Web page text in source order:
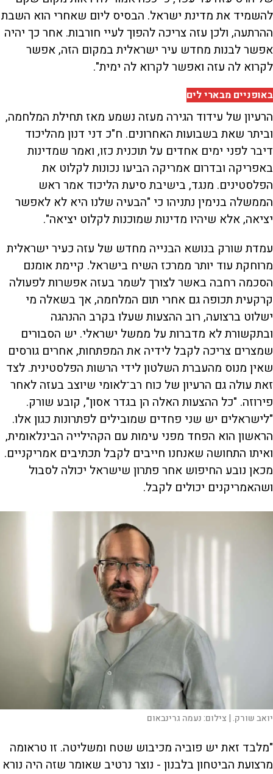
להשמיד את מדינת ישראל. הבסיס ליום שאחרי הוא השבת
ההרתעה, ולכן עזה צריכה להפוך לעיי חורבות. אחר כך יהיה
אפשר לבנות מחדש עיר ישראלית במקום הזה, אפשר
לקרוא לה עזה ואפשר לקרוא לה ימית".
באופניים מבארי לים
הרעיון של עידוד הגירה מעזה נשמע מאז תחילת המלחמה,
וביתר שאת בשבועות האחרונים. ח"כ דני דנון מהליכוד
דיבר לפני ימים אחדים על תוכנית כזו, ואמר שמדינות
באפריקה ובדרום אמריקה הביעו נכונות לקלוט את
הפלסטינים. מנגד, בישיבת סיעת הליכוד אמר ראש
הממשלה בנימין נתניהו כי "הבעיה שלנו היא לא לאפשר
יציאה, אלא שיהיו מדינות שמוכנות לקלוט יציאה".
עמדת שורק בנושא הבנייה מחדש של עזה כעיר ישראלית
מרוחקת עוד יותר ממרכז השיח בישראל. קיימת אומנם
הסכמה רחבה באשר לצורך לשמר בעזה אפשרות לפעולה
קרקעית תכופה גם אחרי תום המלחמה, אך בשאלה מי
ישלוט ברצועה, רוב ההצעות שעלו בקרב ההנהגה
ובתקשורת לא מדברות על ממשל ישראלי. יש הסבורים
שמצרים צריכה לקבל לידיה את המפתחות, אחרים גורסים
שאין מנוס מהעברת השלטון לידי הרשות הפלסטינית. לצד
זאת עולה גם הרעיון של כוח רב־לאומי שיוצב בעזה לאחר
פירוזה. "כל ההצעות האלה הן בגדר אסון", קובע שורק.
"לישראלים יש שני פחדים שמובילים לפתרונות כגון אלו.
הראשון הוא הפחד מפני עימות עם הקהילייה הבינלאומית,
ואיתו התחושה שאנחנו חייבים לקבל תכתיבים אמריקניים.
מכאן נובע החיפוש אחר פתרון שישראל יכולה לסבול
ושהאמריקנים יכולים לקבל.
יואב שורק. | צילום:נעמה גרינבאום
"מלבד זאת יש פוביה מכיבוש שטח ומשליטה. זו טראומה
מרצועת הביטחון בלבנון - נוצר נרטיב שאומר שזה היה נורא